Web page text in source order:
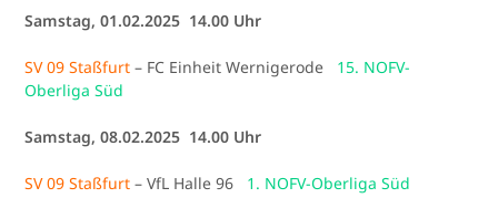
Samstag, 01.02.2025 14.00 Uhr
SV 09 Staßfurt – FC Einheit Wernigerode 15. NOFV-
Oberliga Süd
Samstag, 08.02.2025 14.00 Uhr
SV 09 Staßfurt – VfL Halle 96 1. NOFV-Oberliga Süd